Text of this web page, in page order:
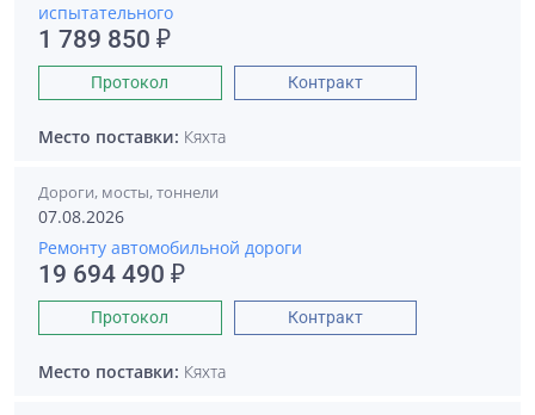
испытательного
1 789 850 ₽
Протокол Контракт
Место поставки: Кяхта
Дороги, мосты, тоннели
07.08.2026
Ремонту автомобильной дороги
19 694 490 ₽
Протокол Контракт
Место поставки: Кяхта